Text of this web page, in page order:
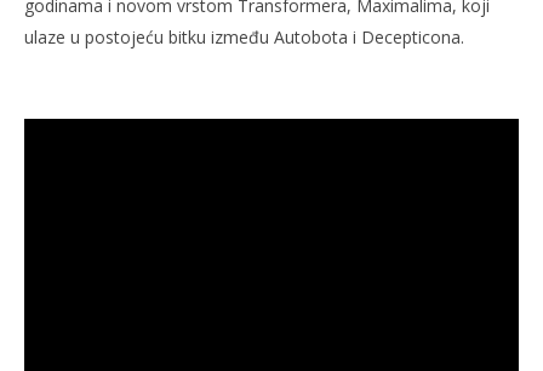
godinama i novom vrstom Transformera, Maximalima, koji
ulaze u postojeću bitku između Autobota i Decepticona.